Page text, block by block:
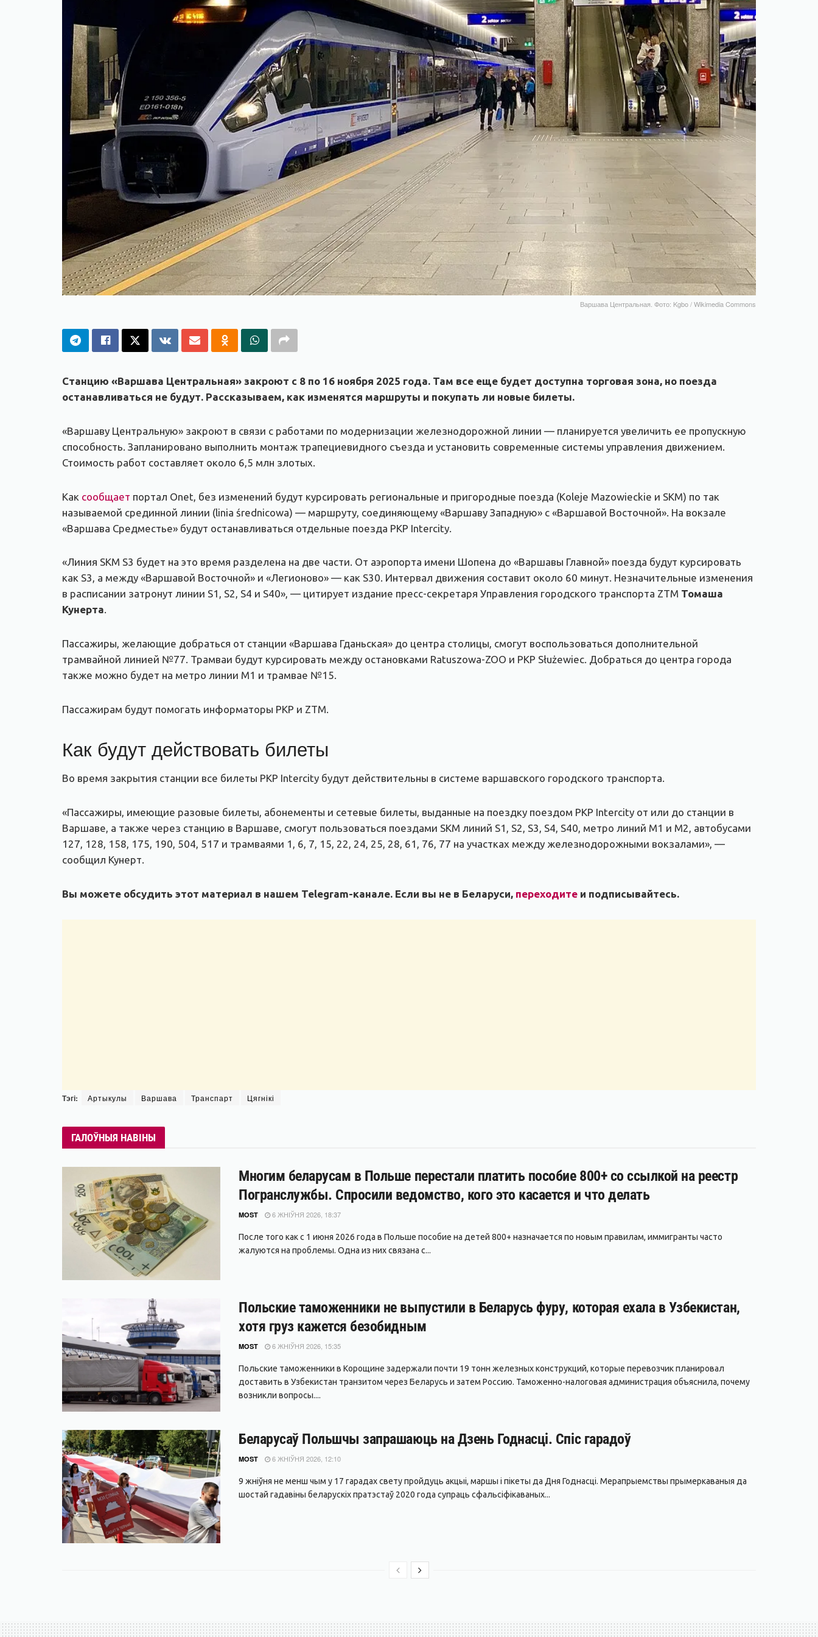
Варшава Центральная. Фото: Kgbo / Wikimedia Commons
Станцию «Варшава Центральная» закроют с 8 по 16 ноября 2025 года. Там все еще будет доступна торговая зона, но поезда
останавливаться не будут. Рассказываем, как изменятся маршруты и покупать ли новые билеты.
«Варшаву Центральную» закроют в связи с работами по модернизации железнодорожной линии — планируется увеличить ее пропускную
способность. Запланировано выполнить монтаж трапециевидного съезда и установить современные системы управления движением.
Стоимость работ составляет около 6,5 млн злотых.
Как сообщает портал Onet, без изменений будут курсировать региональные и пригородные поезда (Koleje Mazowieckie и SKM) по так
называемой срединной линии (linia średnicowa) — маршруту, соединяющему «Варшаву Западную» с «Варшавой Восточной». На вокзале
«Варшава Средместье» будут останавливаться отдельные поезда PKP Intercity.
«Линия SKM S3 будет на это время разделена на две части. От аэропорта имени Шопена до «Варшавы Главной» поезда будут курсировать
как S3, а между «Варшавой Восточной» и «Легионово» — как S30. Интервал движения составит около 60 минут. Незначительные изменения
в расписании затронут линии S1, S2, S4 и S40», — цитирует издание пресс-секретаря Управления городского транспорта ZTM Томаша
Кунерта.
Пассажиры, желающие добраться от станции «Варшава Гданьская» до центра столицы, смогут воспользоваться дополнительной
трамвайной линией №77. Трамваи будут курсировать между остановками Ratuszowa-ZOO и PKP Służewiec. Добраться до центра города
также можно будет на метро линии M1 и трамвае №15.
Пассажирам будут помогать информаторы PKP и ZTM.
Как будут действовать билеты
Во время закрытия станции все билеты PKP Intercity будут действительны в системе варшавского городского транспорта.
«Пассажиры, имеющие разовые билеты, абонементы и сетевые билеты, выданные на поездку поездом PKP Intercity от или до станции в
Варшаве, а также через станцию в Варшаве, смогут пользоваться поездами SKM линий S1, S2, S3, S4, S40, метро линий M1 и M2, автобусами
127, 128, 158, 175, 190, 504, 517 и трамваями 1, 6, 7, 15, 22, 24, 25, 28, 61, 76, 77 на участках между железнодорожными вокзалами», —
сообщил Кунерт.
Вы можете обсудить этот материал в нашем Telegram-канале. Если вы не в Беларуси, переходите и подписывайтесь.
Тэгі: Артыкулы Варшава Транспарт Цягнікі
ГАЛОЎНЫЯ НАВІНЫ
Многим беларусам в Польше перестали платить пособие 800+ со ссылкой на реестр
Погранслужбы. Спросили ведомство, кого это касается и что делать
MOST 6 ЖНІЎНЯ 2026, 18:37
После того как с 1 июня 2026 года в Польше пособие на детей 800+ назначается по новым правилам, иммигранты часто
жалуются на проблемы. Одна из них связана с...
Польские таможенники не выпустили в Беларусь фуру, которая ехала в Узбекистан,
хотя груз кажется безобидным
MOST 6 ЖНІЎНЯ 2026, 15:35
Польские таможенники в Корощине задержали почти 19 тонн железных конструкций, которые перевозчик планировал
доставить в Узбекистан транзитом через Беларусь и затем Россию. Таможенно-налоговая администрация объяснила, почему
возникли вопросы....
Беларусаў Польшчы запрашаюць на Дзень Годнасці. Спіс гарадоў
MOST 6 ЖНІЎНЯ 2026, 12:10
9 жніўня не менш чым у 17 гарадах свету пройдуць акцыі, маршы і пікеты да Дня Годнасці. Мерапрыемствы прымеркаваныя да
шостай гадавіны беларускіх пратэстаў 2020 года супраць сфальсіфікаваных...